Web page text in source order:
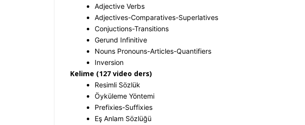
Adjective Verbs
Adjectives-Comparatives-Superlatives
Conjuctions-Transitions
Gerund Infinitive
Nouns Pronouns-Articles-Quantifiers
Inversion
Kelime (127 video ders)
Resimli Sözlük
Öyküleme Yöntemi
Prefixies-Suffixies
Eş Anlam Sözlüğü